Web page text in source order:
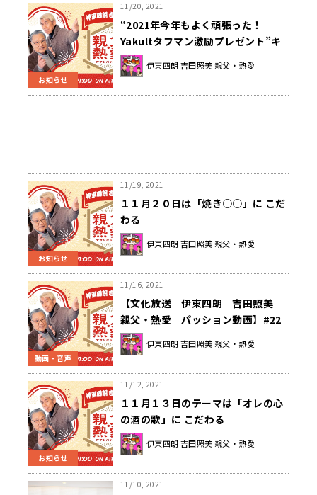
お知らせ
11/20, 2021
“2021年今年もよく頑張った！
Yakultタフマン激励プレゼント”キ
ャンペーン
伊東四朗 吉田照美 親父・熱愛
お知らせ
11/19, 2021
１１月２０日は「焼き○○」に こだ
わる
伊東四朗 吉田照美 親父・熱愛
動画・音声
11/16, 2021
【文化放送 伊東四朗 吉田照美
親父・熱愛 パッション動画】#22
今回は 伊東四朗さんが上野警察か
ら？？？
伊東四朗 吉田照美 親父・熱愛
お知らせ
11/12, 2021
１１月１３日のテーマは「オレの心
の酒の歌」に こだわる
伊東四朗 吉田照美 親父・熱愛
11/10, 2021